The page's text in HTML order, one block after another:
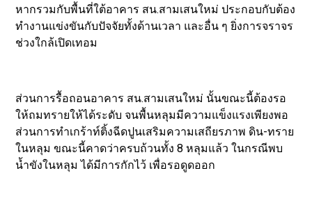
หากรวมกับพื้นที่ใต้อาคาร สน.สามเสนใหม่ ประกอบกับต้อง
ทำงานแข่งขันกับปัจจัยทั้งด้านเวลา และอื่น ๆ ยิ่งการจราจร
ช่วงใกล้เปิดเทอม
ส่วนการรื้อถอนอาคาร สน.สามเสนใหม่ นั้นขณะนี้ต้องรอ
ให้ถมทรายให้ได้ระดับ จนพื้นหลุมมีความแข็งแรงเพียงพอ
ส่วนการทำเกร้าท์ติ้งฉีดปูนเสริมความเสถียรภาพ ดิน-ทราย
ในหลุม ขณะนี้คาดว่าครบถ้วนทั้ง 8 หลุมแล้ว ในกรณีพบ
น้ำขังในหลุม ได้มีการกักไว้ เพื่อรอดูดออก